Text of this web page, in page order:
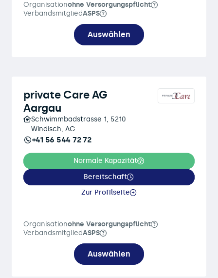
Organisationohne Versorgungspflicht
VerbandsmitgliedASPS
Auswählen
private Care AG
Aargau
Schwimmbadstrasse 1, 5210
Windisch, AG
+41 56 544 72 72
Normale Kapazität
Bereitschaft
Zur Profilseite
Organisationohne Versorgungspflicht
VerbandsmitgliedASPS
Auswählen